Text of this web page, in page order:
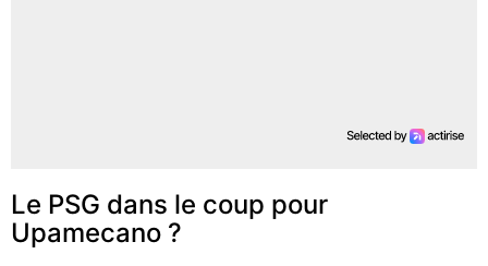
Le PSG dans le coup pour
Upamecano ?